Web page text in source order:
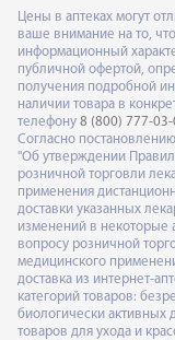
Цены в аптеках могут
ваше внимание на то,
информационный
публичной офертой,
получения подробной
наличии товара в
телефону 8 (800) 777-03-
Согласно
"Об утверждении
розничной торговли
применения
доставки указанных
изменений в некоторые
вопросу розничной
медицинского
доставка из интернет-
категорий товаров:
биологически активных
товаров для ухода и